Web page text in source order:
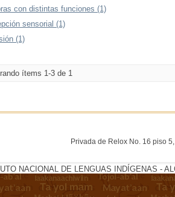
con distintas funciones (1)
sensorial (1)
(1)
ítems 1-3 de 1
Privada de Relox No. 16 piso
NACIONAL DE LENGUAS INDÍGENAS -